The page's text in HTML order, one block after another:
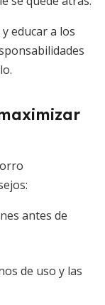
educar a los
antes de
de uso y las